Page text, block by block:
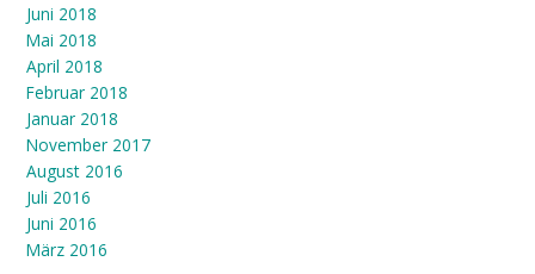
Juni 2018
Mai 2018
April 2018
Februar 2018
Januar 2018
November 2017
August 2016
Juli 2016
Juni 2016
März 2016